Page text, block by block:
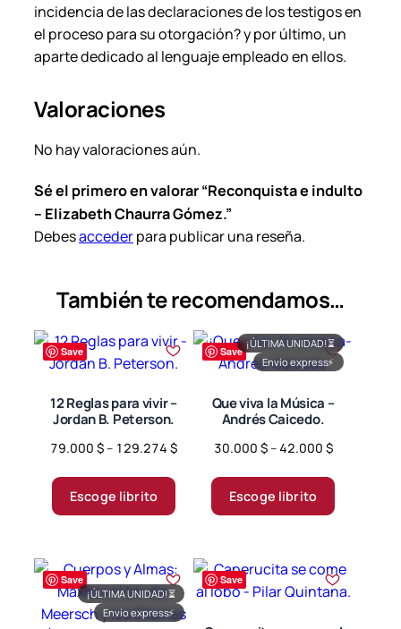
incidencia de las declaraciones de los testigos en
el proceso para su otorgación? y por último, un
aparte dedicado al lenguaje empleado en ellos.
Valoraciones
No hay valoraciones aún.
Sé el primero en valorar “Reconquista e indulto
– Elizabeth Chaurra Gómez.”
Debesaccederpara publicar una reseña.
También te recomendamos…
Save
12 Reglas para vivir –
Jordan B. Peterson.
79.000 $– 129.274 $Price
79.000 $
Escoge librito
producto
variantes.
Las
opciones
Save
Que viva la Música –
Andrés Caicedo.
30.000 $– 42.000 $Price
30.000 $
¡ÚLTIMA UNIDAD!⏳
Envío express⚡
Escoge librito
variantes.
Las
Save
¡ÚLTIMA UNIDAD!⏳
Envío express⚡
Save